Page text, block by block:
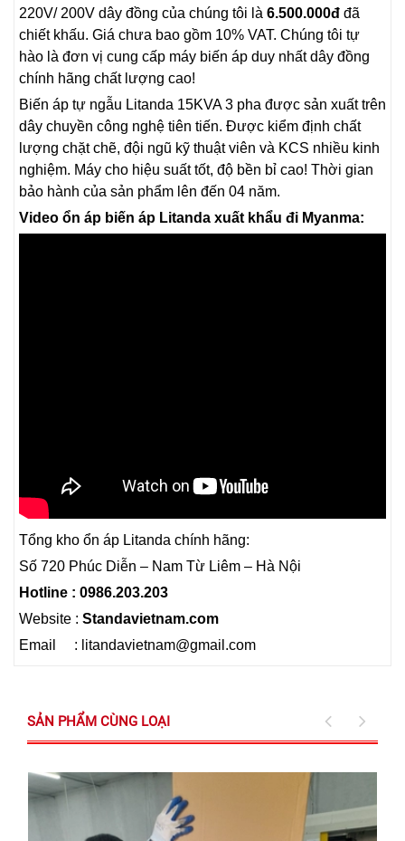
220V/ 200V dây đồng của chúng tôi là 6.500.000đ đã
chiết khấu. Giá chưa bao gồm 10% VAT. Chúng tôi tự
hào là đơn vị cung cấp máy biến áp duy nhất dây đồng
chính hãng chất lượng cao!
Biến áp tự ngẫu Litanda 15KVA 3 pha được sản xuất trên
dây chuyền công nghệ tiên tiến. Được kiểm định chất
lượng chặt chẽ, đội ngũ kỹ thuật viên và KCS nhiều kinh
nghiệm. Máy cho hiệu suất tốt, độ bền bỉ cao! Thời gian
bảo hành của sản phẩm lên đến 04 năm.
Video ổn áp biến áp Litanda xuất khẩu đi Myanma:
Tổng kho ổn áp Litanda chính hãng:
Số 720 Phúc Diễn – Nam Từ Liêm – Hà Nội
Hotline : 0986.203.203
Website : Standavietnam.com
Email : litandavietnam@gmail.com
SẢN PHẨM CÙNG LOẠI